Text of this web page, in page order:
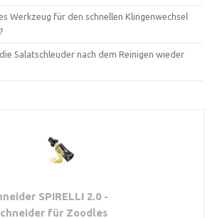
Werkzeug für den schnellen Klingenwechsel
Salatschleuder nach dem Reinigen wieder
SPIRELLI 2.0 -
für Zoodles